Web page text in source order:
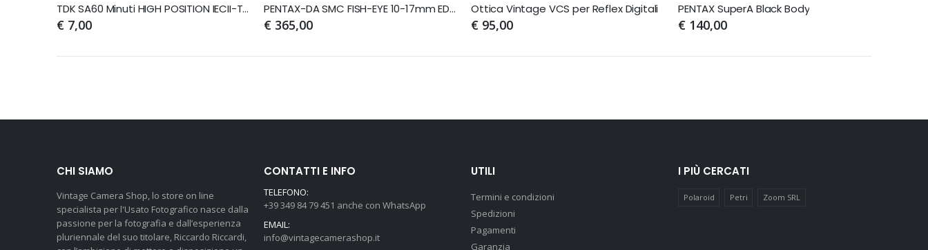
TDK SA60 Minuti HIGH POSITION IECII-TYPEII For CD NUOVE e SIGILLATE
€ 7,00
PENTAX-DA SMC FISH-EYE 10-17mm ED IF
€ 365,00
Ottica Vintage VCS per Reflex Digitali
€ 95,00
PENTAX SuperA Black Body
€ 140,00
CHI SIAMO
Vintage Camera Shop, lo store on line
specialista per l'Usato Fotografico nasce dalla
passione per la fotografia e dall’esperienza
pluriennale del suo titolare, Riccardo Riccardi,
CONTATTI E INFO
TELEFONO:
+39 349 84 79 451 anche con WhatsApp
EMAIL:
info@vintagecamerashop.it
UTILI
Termini e condizioni
Spedizioni
Pagamenti
Garanzia
I PIÙ CERCATI
Polaroid Petri Zoom SRL